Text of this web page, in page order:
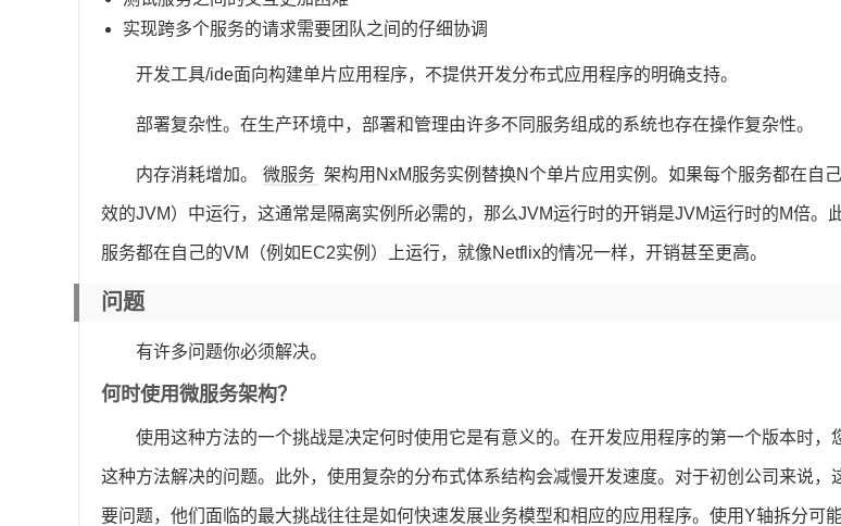
实现跨多个服务的请求需要团队之间的仔细协调
开发工具/ide面向构建单片应用程序，不提供开发分布式应用程序的明确支持。
部署复杂性。在生产环境中，部署和管理由许多不同服务组成的系统也存在操作复杂性。
内存消耗增加。 微服务 架构用NxM服务实例替换N个单片应用实例。如果每个服务都在自
效的JVM）中运行，这通常是隔离实例所必需的，那么JVM运行时的开销是JVM运行时的M倍。
服务都在自己的VM（例如EC2实例）上运行，就像Netflix的情况一样，开销甚至更高。
问题
有许多问题你必须解决。
何时使用微服务架构？
使用这种方法的一个挑战是决定何时使用它是有意义的。在开发应用程序的第一个版本时，
这种方法解决的问题。此外，使用复杂的分布式体系结构会减慢开发速度。对于初创公司来说，
要问题，他们面临的最大挑战往往是如何快速发展业务模型和相应的应用程序。使用Y轴拆分可